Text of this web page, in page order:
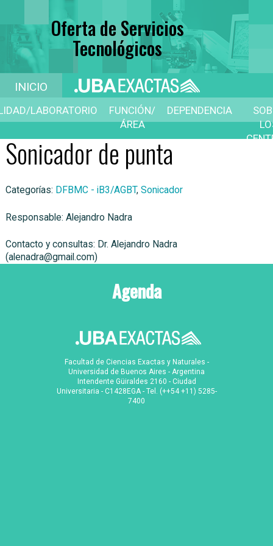
Oferta de Servicios
Tecnológicos
INICIO
LABORATORIO
FUNCIÓN/
ÁREA
DEPENDENCIA
Sonicador de punta
Categorías: DFBMC - iB3/AGBT, Sonicador
Responsable: Alejandro Nadra
Contacto y consultas: Dr. Alejandro Nadra
(alenadra@gmail.com)
Agenda
Facultad de Ciencias Exactas y Naturales -
Universidad de Buenos Aires - Argentina
Intendente Güiraldes 2160 - Ciudad
Universitaria - C1428EGA - Tel. (++54 +11) 5285-
7400